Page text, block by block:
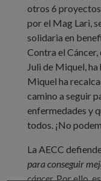
otros 6
por el Mag Lari,
solidaria en
Contra el Cáncer,
Juli de Miquel,
Miquel ha
camino a seguir
enfermedades y
todos. ¡No
La AECC
para conseguir
cáncer.Por ello,